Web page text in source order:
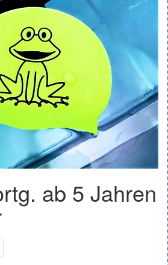
ab 5 Jahren